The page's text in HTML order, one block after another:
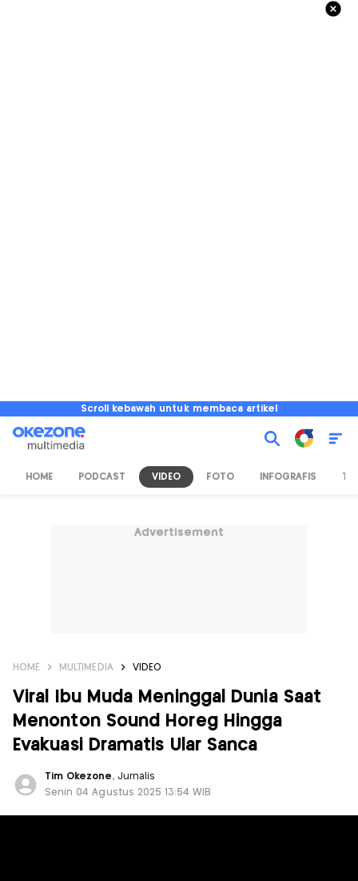
Scroll kebawah untuk membaca artikel
HOME PODCAST VIDEO FOTO INFOGRAFIS TV
Advertisement
HOME MULTIMEDIA VIDEO
Viral Ibu Muda Meninggal Dunia Saat
Menonton Sound Horeg Hingga
Evakuasi Dramatis Ular Sanca
Tim Okezone , Jurnalis
Senin 04 Agustus 2025 13:54 WIB